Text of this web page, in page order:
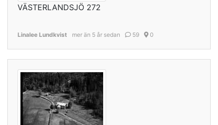
VÄSTERLANDSJÖ 272
Linalee Lundkvist mer än 5 år sedan 59 0